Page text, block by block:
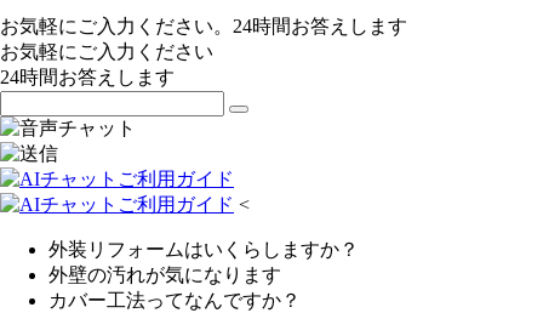
お気軽にご入力ください。24時間お答えします
お気軽にご入力ください
24時間お答えします
<
外装リフォームはいくらしますか？
外壁の汚れが気になります
カバー工法ってなんですか？